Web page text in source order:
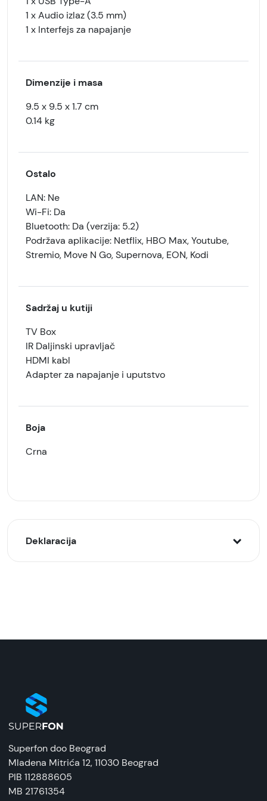
1 x Audio izlaz (3.5 mm)
1 x Interfejs za napajanje
Dimenzije i masa
9.5 x 9.5 x 1.7 cm
0.14 kg
Ostalo
LAN: Ne
Wi-Fi: Da
Bluetooth: Da (verzija: 5.2)
Podržava aplikacije: Netflix, HBO Max, Youtube,
Stremio, Move N Go, Supernova, EON, Kodi
Sadržaj u kutiji
TV Box
IR Daljinski upravljač
HDMI kabl
Adapter za napajanje i uputstvo
Boja
Crna
Deklaracija
TV Box
EAN:
6971408157044
Zemlja porekla:
Kina
Prava potrošača:
Superfon doo Beograd
Mladena Mitrića 12, 11030 Beograd
PIB 112888605
MB 21761354